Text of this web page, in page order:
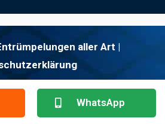
aller Art |
WhatsApp